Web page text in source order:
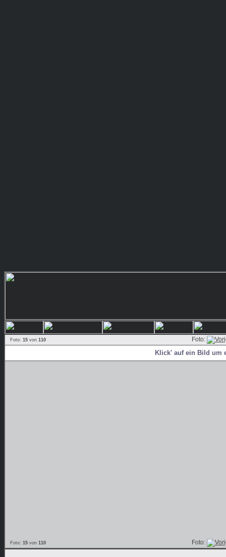
Foto: 15 von 110 Foto:
Klick' auf ein Bild um
Foto: 15 von 110 Foto: